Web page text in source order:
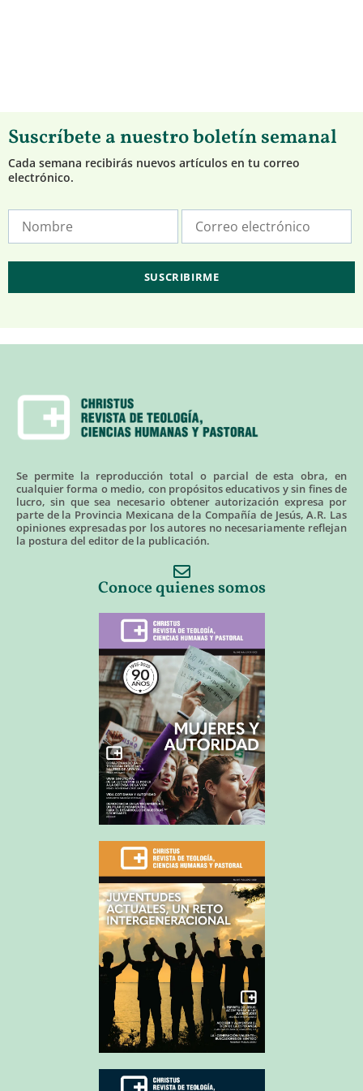
Suscríbete a nuestro boletín semanal
Cada semana recibirás nuevos artículos en tu correo
electrónico.
Se permite la reproducción total o parcial de esta obra, en
cualquier forma o medio, con propósitos educativos y sin fines de
lucro, sin que sea necesario obtener autorización expresa por
parte de la Provincia Mexicana de la Compañía de Jesús, A.R. Las
opiniones expresadas por los autores no necesariamente reflejan
la postura del editor de la publicación.
Conoce quienes somos